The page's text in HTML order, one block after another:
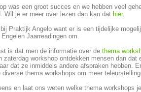
was een groot succes en we hebben veel
Wil je er meer over lezen dan kan dat hier.
Praktijk Angelo want er is een tijdelijke
Jaarreadingen om.
is dat men de informatie over de thema
zaterdag workshop ontdekken mensen dan
dat ze inmiddels andere afspraken hebben.
diverse thema workshops om meer
en laat ons weten welke thema workshops